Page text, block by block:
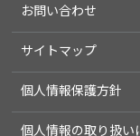
お問い合わせ
サイトマップ
個人情報保護方針
個人情報の取り扱い